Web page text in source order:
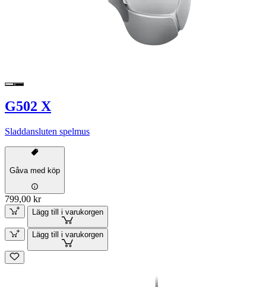
G502 X
Sladdansluten spelmus
Gåva med köp
799,00 kr
Lägg till i varukorgen
Lägg till i varukorgen